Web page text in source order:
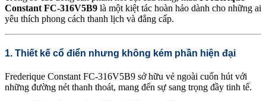
Constant FC-316V5B9 là một kiệt tác hoàn hảo dành cho những ai
yêu thích phong cách thanh lịch và đẳng cấp.
1. Thiết kế cổ điển nhưng không kém phần hiện đại
Frederique Constant FC-316V5B9 sở hữu vẻ ngoài cuốn hút với
những đường nét thanh thoát, mang đến sự sang trọng đầy tinh tế.